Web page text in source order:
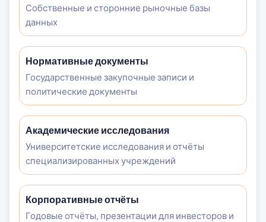
Собственные и сторонние рыночные базы
данных
Нормативные документы
Государственные закупочные записи и
политические документы
Академические исследования
Университетские исследования и отчёты
специализированных учреждений
Корпоративные отчёты
Годовые отчёты, презентации для инвесторов и